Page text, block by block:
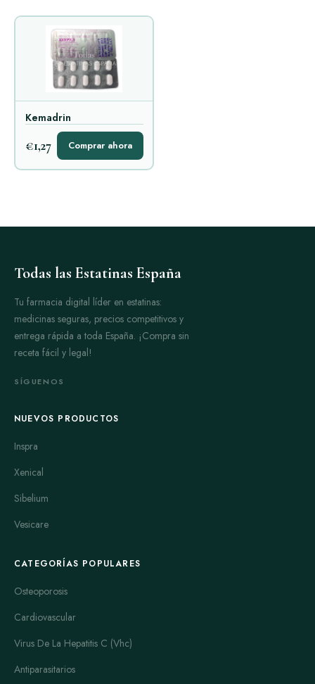
Kemadrin
€1,27 Comprar ahora
Todas las Estatinas España
Tu farmacia digital líder en estatinas:
medicinas seguras, precios competitivos y
entrega rápida a toda España. ¡Compra sin
receta fácil y legal!
SÍGUENOS
NUEVOS PRODUCTOS
Inspra
Xenical
Sibelium
Vesicare
CATEGORÍAS POPULARES
Osteoporosis
Cardiovascular
Virus De La Hepatitis C (Vhc)
Antiparasitarios